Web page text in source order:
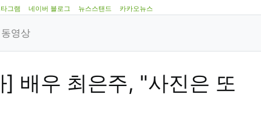
그램 네이버 블로그 뉴스스탠드 카카오뉴스
동영상
배우 최은주, "사진은 또